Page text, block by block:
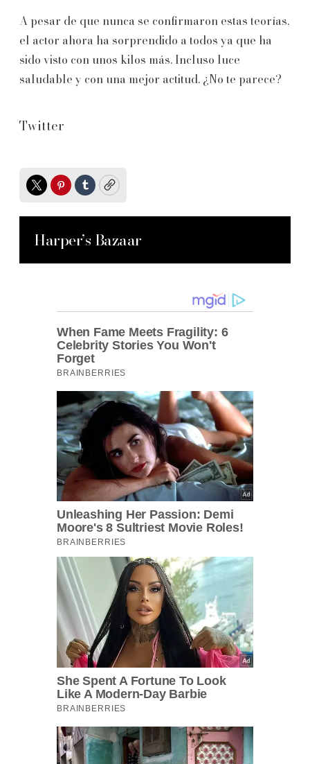
A pesar de que nunca se confirmaron estas teorías,
el actor ahora ha sorprendido a todos ya que ha
sido visto con unos kilos más. Incluso luce
saludable y con una mejor actitud. ¿No te parece?
Twitter
TwitterPinterest
TumblrCopy
Harper’s Bazaar